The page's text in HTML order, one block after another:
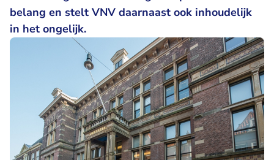
belang en stelt VNV daarnaast ook inhoudelijk
in het ongelijk.